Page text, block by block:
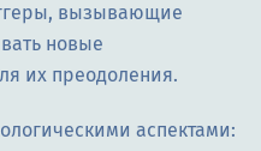
вызывающие
новые
их преодоления.
аспектами: